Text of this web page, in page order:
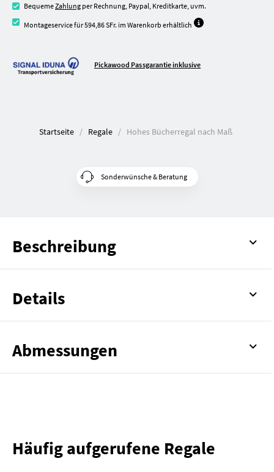
BequemeZahlung per Rechnung, Paypal, Kreditkarte, uvm.
Montageservice für 594,86 SFr. im Warenkorb erhältlich
Pickawood Passgarantie inklusive
Startseite Regale Hohes Bücherregal nach Maß
Sonderwünsche & Beratung
Beschreibung
Details
Abmessungen
Häufig aufgerufene Regale